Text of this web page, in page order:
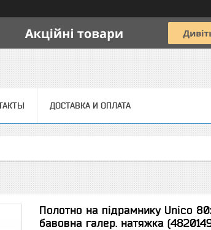
ДОСТАВКА И ОПЛАТА
Полотно на підрамнику Unico
бавовна галер. натяжка